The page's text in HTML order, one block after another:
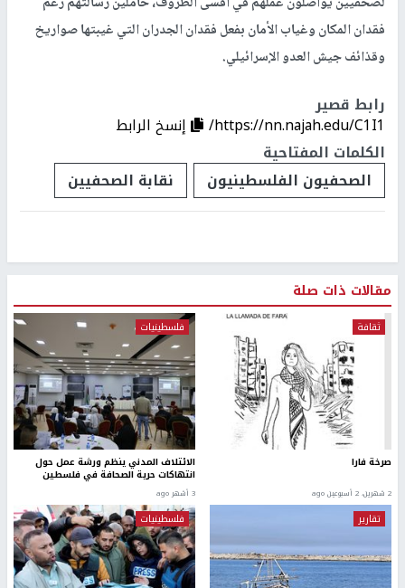
فقدان المكان وغياب الأمان بفعل فقدان الجدران التي غيبتها صواريخ
وقذائف جيش العدو الإسرائيلي.
رابط قصير
https://nn.najah.edu/C1I1/
إنسخ الرابط
الكلمات المفتاحية
الصحفيون الفلسطينيون
نقابة الصحفيين
مقالات ذات صلة
ثقافة
صرخة فارا
2 شهرين، 2 أسبوعين ago
فلسطينيات
الائتلاف المدني ينظم ورشة عمل حول
انتهاكات حرية الصحافة في فلسطين
3 أشهر ago
تقارير فلسطينيات